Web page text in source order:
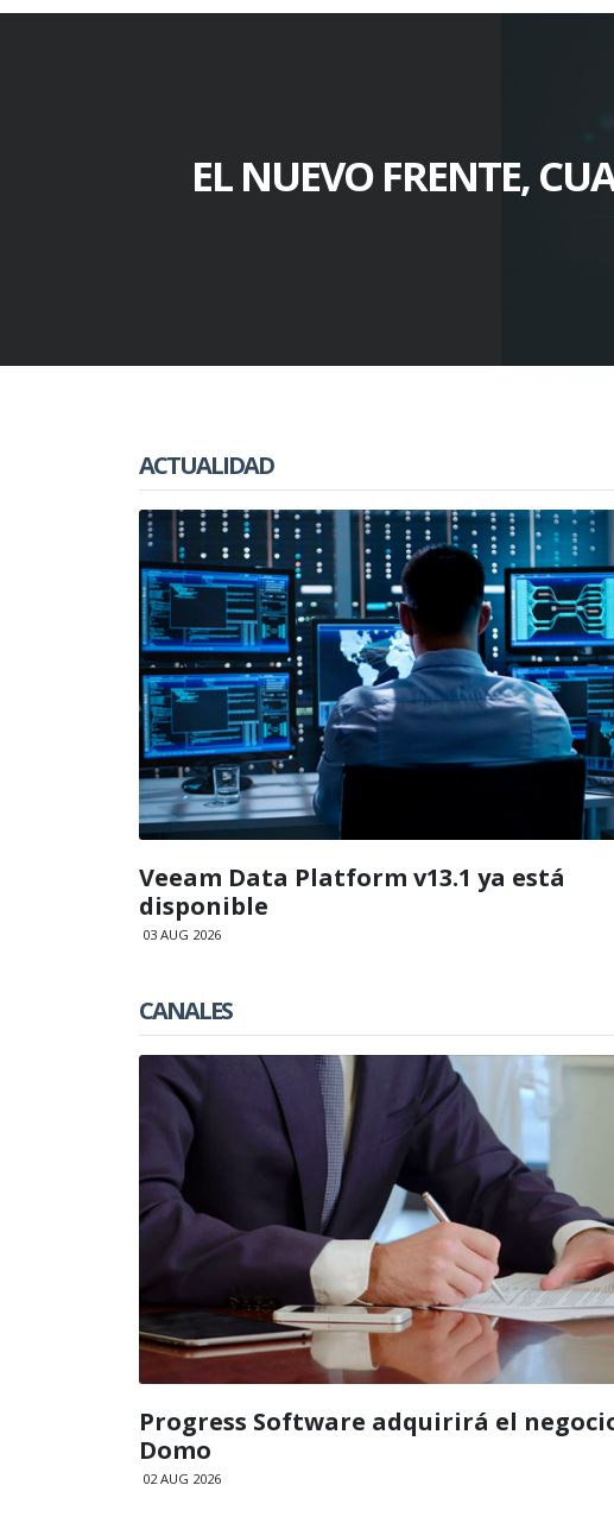
EL NUEVO FRENTE,
ACTUALIDAD
Veeam Data Platform v13.1 ya está
disponible
03 AUG 2026
CANALES
Progress Software adquirirá el
Domo
02 AUG 2026